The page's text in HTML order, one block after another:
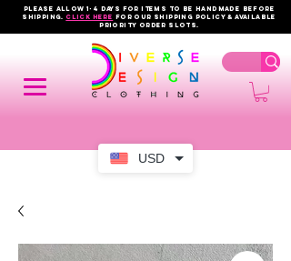
USD
PLEASE ALLOW 1-4 DAYS FOR ITEMS TO BE HANDMADE BEFORE
SHIPPING.click here FOR OUR shipping policy & AVAILABLE
PRIORITY order slots.